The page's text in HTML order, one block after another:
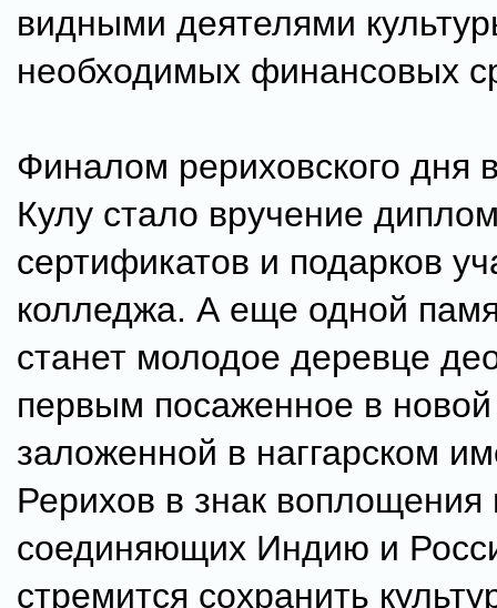
видными деятелями
необходимых финансовых
Финалом рериховского дня
Кулу стало вручение
сертификатов и подарков
колледжа. А еще одной
станет молодое деревце
первым посаженное в
заложенной в наггарском
Рерихов в знак воплощения
соединяющих Индию и
стремится сохранить